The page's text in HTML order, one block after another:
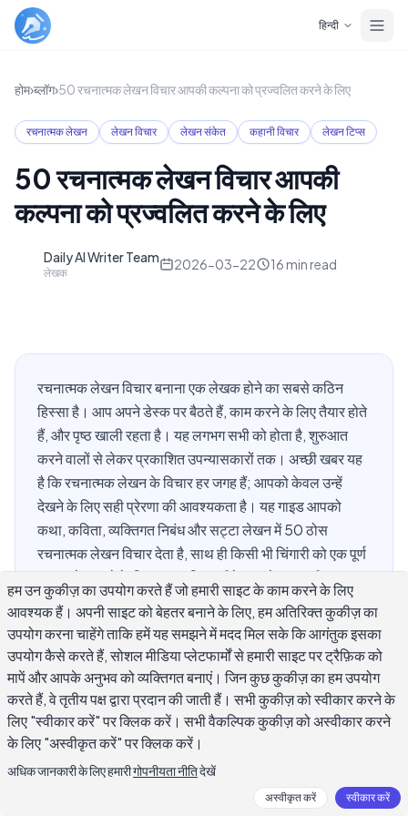
हिन्दी
होम›ब्लॉग›50 रचनात्मक लेखन विचार आपकी कल्पना को प्रज्वलित करने के लिए
रचनात्मक लेखन लेखन विचार लेखन संकेत कहानी विचार लेखन टिप्स
50 रचनात्मक लेखन विचार आपकी
कल्पना को प्रज्वलित करने के लिए
Daily AI Writer Team
लेखक
2026-03-22 16 min read
रचनात्मक लेखन विचार बनाना एक लेखक होने का सबसे कठिन
हिस्सा है। आप अपने डेस्क पर बैठते हैं, काम करने के लिए तैयार होते
हैं, और पृष्ठ खाली रहता है। यह लगभग सभी को होता है, शुरुआत
करने वालों से लेकर प्रकाशित उपन्यासकारों तक। अच्छी खबर यह
है कि रचनात्मक लेखन के विचार हर जगह हैं; आपको केवल उन्हें
देखने के लिए सही प्रेरणा की आवश्यकता है। यह गाइड आपको
कथा, कविता, व्यक्तिगत निबंध और सट्टा लेखन में 50 ठोस
रचनात्मक लेखन विचार देता है, साथ ही किसी भी चिंगारी को एक पूर्ण
ड्राफ्ट में बदलने के लिए व्यावहारिक तरीके। चाहे आप अभी शुरू कर
रहे हों या किसी रूट से बाहर निकलने की कोशिश कर रहे हों, ये विचार
आपको काम करने के लिए कुछ वास्तविक देंगे।
एक रचनात्मक लेखन विचार को क्या पीछा करने के
लायक बनाता है?
हर विचार एक पूरी कहानी का लायक नहीं है। बहुत सारे लेखक ऐसी
अवधारणाओं का पीछा करते हैं जो सिद्धांत में दिलचस्प लगते हैं लेकिन जैसे ही
हम उन कुकीज़ का उपयोग करते हैं जो हमारी साइट के काम करने के लिए
आवश्यक हैं। अपनी साइट को बेहतर बनाने के लिए, हम अतिरिक्त कुकीज़ का
उपयोग करना चाहेंगे ताकि हमें यह समझने में मदद मिल सके कि आगंतुक इसका
उपयोग कैसे करते हैं, सोशल मीडिया प्लेटफार्मों से हमारी साइट पर ट्रैफ़िक को
मापें और आपके अनुभव को व्यक्तिगत बनाएं। जिन कुछ कुकीज़ का हम उपयोग
करते हैं, वे तृतीय पक्ष द्वारा प्रदान की जाती हैं। सभी कुकीज़ को स्वीकार करने के
लिए "स्वीकार करें" पर क्लिक करें। सभी वैकल्पिक कुकीज़ को अस्वीकार करने
के लिए "अस्वीकृत करें" पर क्लिक करें।
अधिक जानकारी के लिए हमारीगोपनीयता नीतिदेखें
अस्वीकृत करें स्वीकार करें